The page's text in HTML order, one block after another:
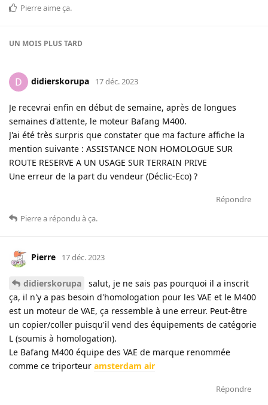
Pierreaime ça.
UN MOIS PLUS TARD
D didierskorupa 17 déc. 2023
Je recevrai enfin en début de semaine, après de longues
semaines d'attente, le moteur Bafang M400.
J'ai été très surpris que constater que ma facture affiche la
mention suivante : ASSISTANCE NON HOMOLOGUE SUR
ROUTE RESERVE A UN USAGE SUR TERRAIN PRIVE
Une erreur de la part du vendeur (Déclic-Eco) ?
Répondre
Pierrea répondu à ça.
Pierre 17 déc. 2023
didierskorupa
salut, je ne sais pas pourquoi il a inscrit
ça, il n'y a pas besoin d'homologation pour les VAE et le M400
est un moteur de VAE, ça ressemble à une erreur. Peut-être
un copier/coller puisqu'il vend des équipements de catégorie
L (soumis à homologation).
Le Bafang M400 équipe des VAE de marque renommée
comme ce triporteur amsterdam air
Répondre